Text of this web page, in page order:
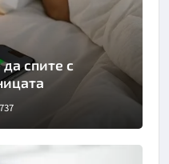
спите с